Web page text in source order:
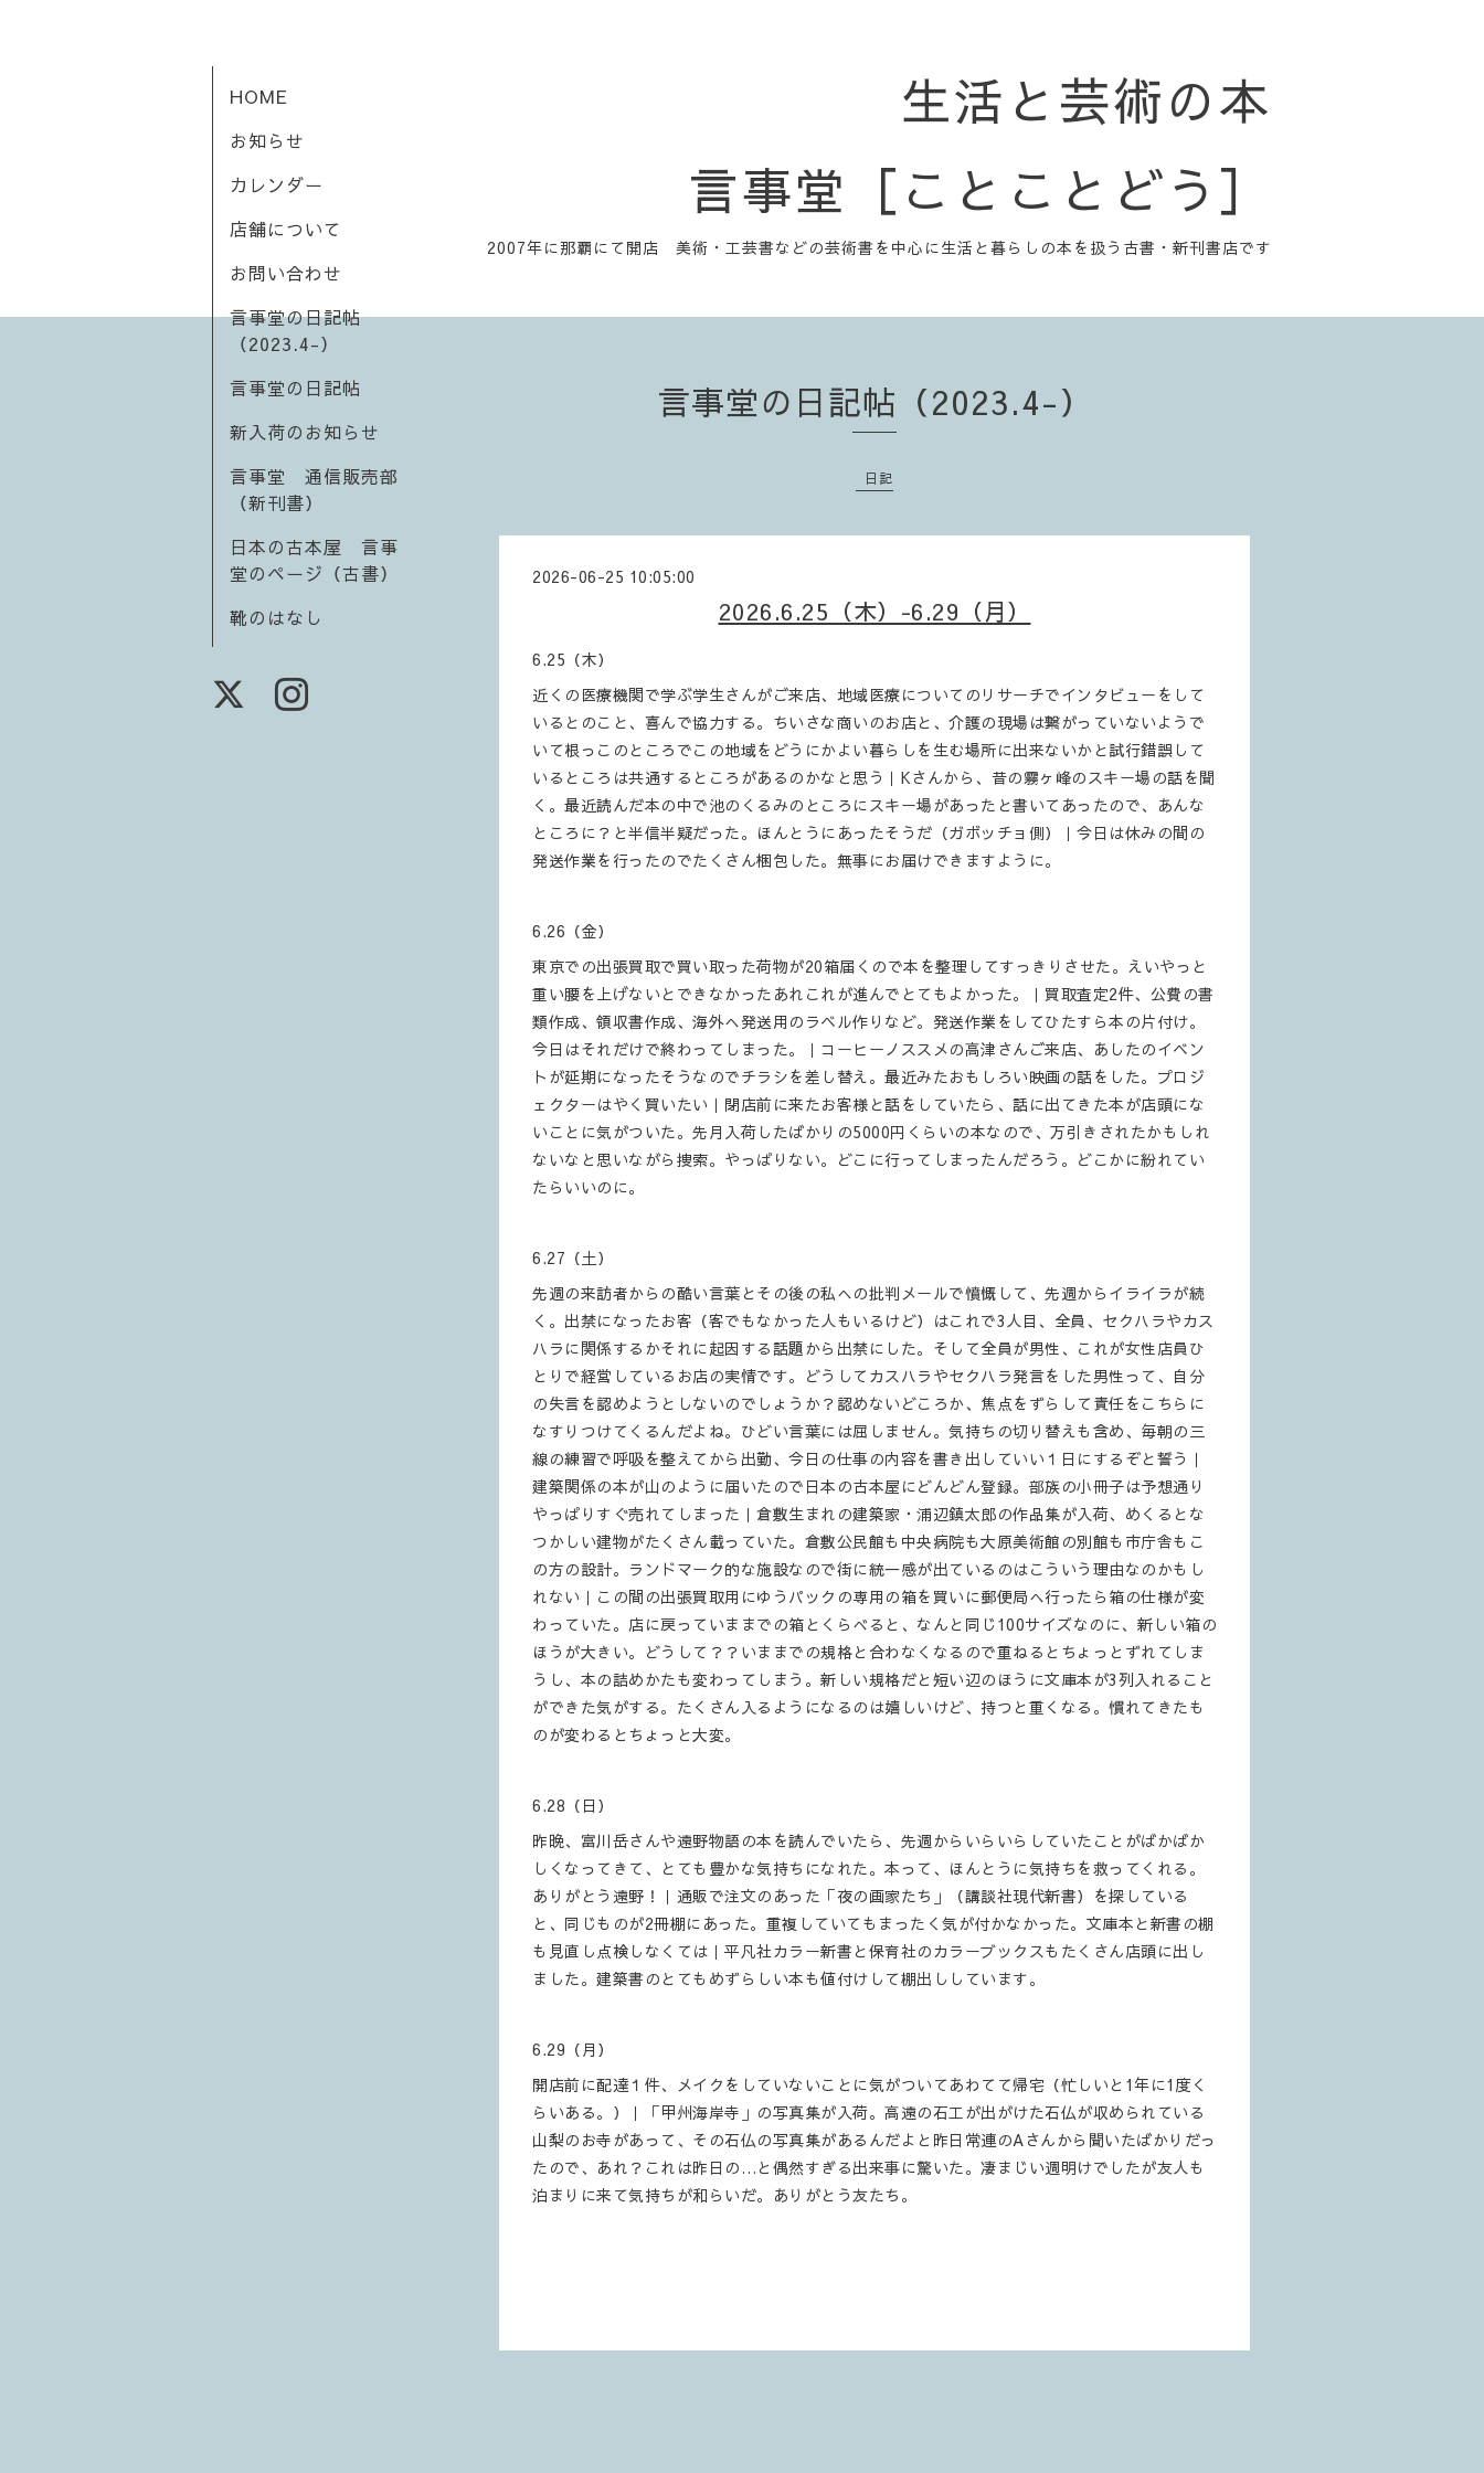
生活と芸術の本
言事堂［ことことどう］
2007年に那覇にて開店 美術・工芸書などの芸術書を中心に生活と暮らしの本を扱う古書・新刊書店です
HOME
お知らせ
カレンダー
店舗について
お問い合わせ
言事堂の日記帖
（2023.4-）
言事堂の日記帖
新入荷のお知らせ
言事堂 通信販売部
（新刊書）
日本の古本屋 言事
堂のページ（古書）
靴のはなし
言事堂の日記帖（2023.4-）
日記
2026-06-25 10:05:00
2026.6.25（木）-6.29（月）
6.25（木）
近くの医療機関で学ぶ学生さんがご来店、地域医療についてのリサーチでインタビューをして
いるとのこと、喜んで協力する。ちいさな商いのお店と、介護の現場は繋がっていないようで
いて根っこのところでこの地域をどうにかよい暮らしを生む場所に出来ないかと試行錯誤して
いるところは共通するところがあるのかなと思う｜Kさんから、昔の霧ヶ峰のスキー場の話を聞
く。最近読んだ本の中で池のくるみのところにスキー場があったと書いてあったので、あんな
ところに？と半信半疑だった。ほんとうにあったそうだ（ガボッチョ側）｜今日は休みの間の
発送作業を行ったのでたくさん梱包した。無事にお届けできますように。
6.26（金）
東京での出張買取で買い取った荷物が20箱届くので本を整理してすっきりさせた。えいやっと
重い腰を上げないとできなかったあれこれが進んでとてもよかった。｜買取査定2件、公費の書
類作成、領収書作成、海外へ発送用のラベル作りなど。発送作業をしてひたすら本の片付け。
今日はそれだけで終わってしまった。｜コーヒーノススメの高津さんご来店、あしたのイベン
トが延期になったそうなのでチラシを差し替え。最近みたおもしろい映画の話をした。プロジ
ェクターはやく買いたい｜閉店前に来たお客様と話をしていたら、話に出てきた本が店頭にな
いことに気がついた。先月入荷したばかりの5000円くらいの本なので、万引きされたかもしれ
ないなと思いながら捜索。やっぱりない。どこに行ってしまったんだろう。どこかに紛れてい
たらいいのに。
6.27（土）
先週の来訪者からの酷い言葉とその後の私への批判メールで憤慨して、先週からイライラが続
く。出禁になったお客（客でもなかった人もいるけど）はこれで3人目、全員、セクハラやカス
ハラに関係するかそれに起因する話題から出禁にした。そして全員が男性、これが女性店員ひ
とりで経営しているお店の実情です。どうしてカスハラやセクハラ発言をした男性って、自分
の失言を認めようとしないのでしょうか？認めないどころか、焦点をずらして責任をこちらに
なすりつけてくるんだよね。ひどい言葉には屈しません。気持ちの切り替えも含め、毎朝の三
線の練習で呼吸を整えてから出勤、今日の仕事の内容を書き出していい１日にするぞと誓う｜
建築関係の本が山のように届いたので日本の古本屋にどんどん登録。部族の小冊子は予想通り
やっぱりすぐ売れてしまった｜倉敷生まれの建築家・浦辺鎮太郎の作品集が入荷、めくるとな
つかしい建物がたくさん載っていた。倉敷公民館も中央病院も大原美術館の別館も市庁舎もこ
の方の設計。ランドマーク的な施設なので街に統一感が出ているのはこういう理由なのかもし
れない｜この間の出張買取用にゆうパックの専用の箱を買いに郵便局へ行ったら箱の仕様が変
わっていた。店に戻っていままでの箱とくらべると、なんと同じ100サイズなのに、新しい箱の
ほうが大きい。どうして？？いままでの規格と合わなくなるので重ねるとちょっとずれてしま
うし、本の詰めかたも変わってしまう。新しい規格だと短い辺のほうに文庫本が3列入れること
ができた気がする。たくさん入るようになるのは嬉しいけど、持つと重くなる。慣れてきたも
のが変わるとちょっと大変。
6.28（日）
昨晩、富川岳さんや遠野物語の本を読んでいたら、先週からいらいらしていたことがばかばか
しくなってきて、とても豊かな気持ちになれた。本って、ほんとうに気持ちを救ってくれる。
ありがとう遠野！｜通販で注文のあった「夜の画家たち」（講談社現代新書）を探している
と、同じものが2冊棚にあった。重複していてもまったく気が付かなかった。文庫本と新書の棚
も見直し点検しなくては｜平凡社カラー新書と保育社のカラーブックスもたくさん店頭に出し
ました。建築書のとてもめずらしい本も値付けして棚出ししています。
6.29（月）
開店前に配達１件、メイクをしていないことに気がついてあわてて帰宅（忙しいと1年に1度く
らいある。）｜「甲州海岸寺」の写真集が入荷。高遠の石工が出がけた石仏が収められている
山梨のお寺があって、その石仏の写真集があるんだよと昨日常連のAさんから聞いたばかりだっ
たので、あれ？これは昨日の…と偶然すぎる出来事に驚いた。凄まじい週明けでしたが友人も
泊まりに来て気持ちが和らいだ。ありがとう友たち。